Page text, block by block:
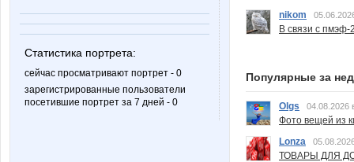
Статистика портрета:
сейчас просматривают портрет - 0
зарегистрированные пользователи
посетившие портрет за 7 дней - 0
nikom
В связи с пмэф-
Популярные за
Olgs 04.08.2026
Фото вещей из
Lonza
ТОВАРЫ ДЛЯ